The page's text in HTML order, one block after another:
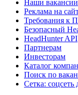
Наши вакансии
Реклама на
Требования к
Безопасный
HeadHunter API
Партнерам
Инвесторам
Каталог
Поиск по
Сетка: соцсеть